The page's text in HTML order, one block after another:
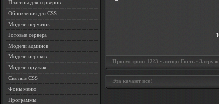
Плагины для серверов
Обновления для CSS
Модели перчаток
Готовые сервера
Модели админов
Модели игроков
Модели оружия
Скачать CSS
Фоны меню
Программы
Просмотров: 1223 • автор: Гость •
Эта качают все!